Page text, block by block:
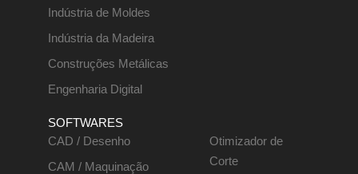
Indústria de Moldes
Indústria da Madeira
Construções Metálicas
Engenharia Digital
SOFTWARES
CAD / Desenho
CAM / Maquinação
Otimizador de
Corte